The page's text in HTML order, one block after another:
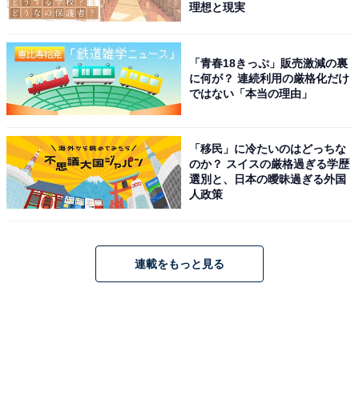
理想と現実
「青春18きっぷ」販売激減の裏
に何が？ 連続利用の厳格化だけ
ではない「本当の理由」
「移民」に冷たいのはどっちな
のか？ スイスの厳格過ぎる学歴
選別と、日本の曖昧過ぎる外国
人政策
連載をもっと見る